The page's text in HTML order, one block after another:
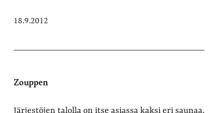
18.9.2012
Zouppen
Järjestöjen talolla on itse asiassa kaksi eri saunaa,